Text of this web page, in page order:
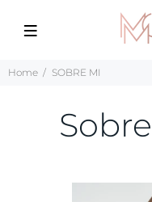
Home SOBRE MI